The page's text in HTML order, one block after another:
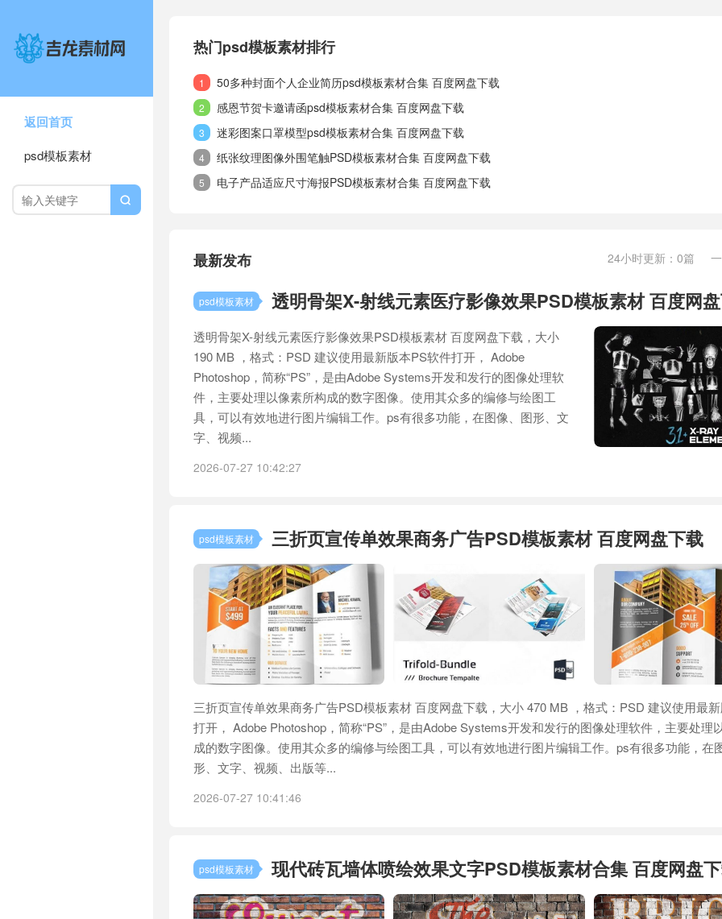
返回首页
psd模板素材

热门psd模板素材排行
1 50多种封面个人企业简历psd模板素材合集 百度网盘下载
2 感恩节贺卡邀请函psd模板素材合集 百度网盘下载
3 迷彩图案口罩模型psd模板素材合集 百度网盘下载
4 纸张纹理图像外围笔触PSD模板素材合集 百度网盘下载
5 电子产品适应尺寸海报PSD模板素材合集 百度网盘下载
24小时更新：0篇 一
最新发布
psd模板素材 透明骨架X-射线元素医疗影像效果PSD模板素材 百度网
透明骨架X-射线元素医疗影像效果PSD模板素材 百度网盘下载，大小
190 MB ，格式：PSD 建议使用最新版本PS软件打开， Adobe
Photoshop，简称“PS”，是由Adobe Systems开发和发行的图像处理软
件，主要处理以像素所构成的数字图像。使用其众多的编修与绘图工
具，可以有效地进行图片编辑工作。ps有很多功能，在图像、图形、文
字、视频...
2026-07-27 10:42:27
psd模板素材 三折页宣传单效果商务广告PSD模板素材 百度网盘下载
三折页宣传单效果商务广告PSD模板素材 百度网盘下载，大小 470 MB ，格式：PSD 建议使用最
打开， Adobe Photoshop，简称“PS”，是由Adobe Systems开发和发行的图像处理软件，主要处理
成的数字图像。使用其众多的编修与绘图工具，可以有效地进行图片编辑工作。ps有很多功能，在
形、文字、视频、出版等...
2026-07-27 10:41:46
psd模板素材 现代砖瓦墙体喷绘效果文字PSD模板素材合集 百度网盘